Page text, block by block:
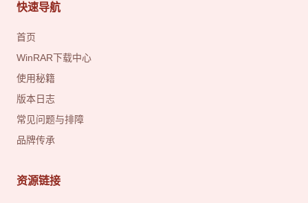
快速导航
首页
WinRAR下载中心
使用秘籍
版本日志
常见问题与排障
品牌传承
资源链接